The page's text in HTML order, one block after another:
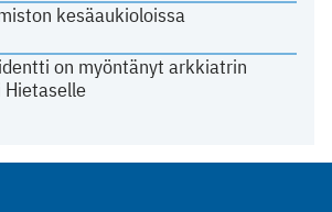
kesäaukioloissa
on myöntänyt arkkiatrin
Hietaselle